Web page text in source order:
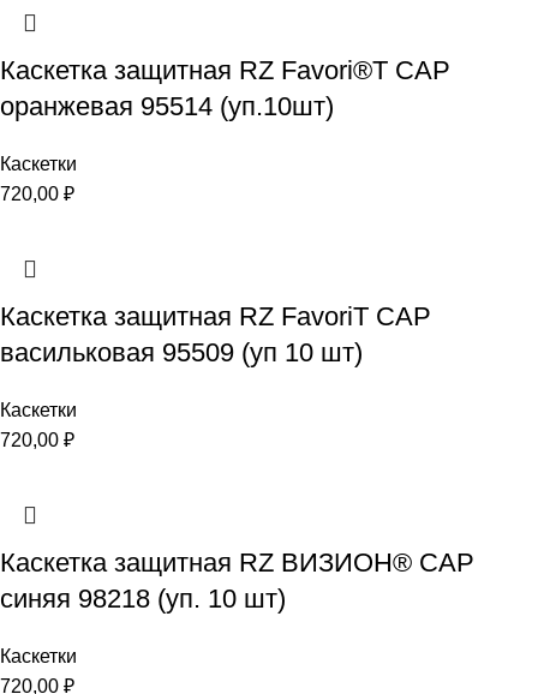
Каскетка защитная RZ Favori®T CAP
оранжевая 95514 (уп.10шт)
Каскетки
720,00 ₽
Каскетка защитная RZ FavoriT CAP
васильковая 95509 (уп 10 шт)
Каскетки
720,00 ₽
Каскетка защитная RZ ВИЗИОН® CAP
синяя 98218 (уп. 10 шт)
Каскетки
720,00 ₽